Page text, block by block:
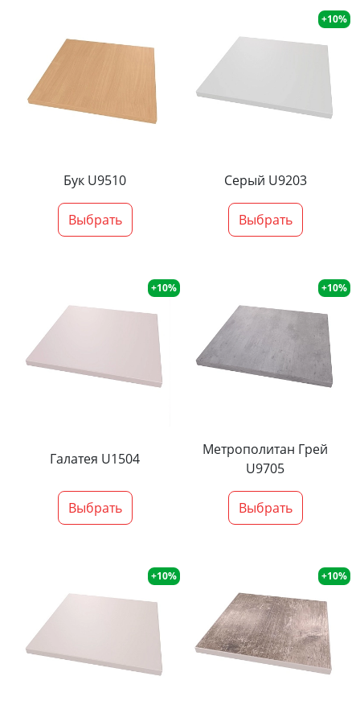
Бук U9510
Выбрать
+10%
Серый U9203
Выбрать
+10%
Галатея U1504
Выбрать
+10%
Метрополитан Грей
U9705
Выбрать
+10% +10%